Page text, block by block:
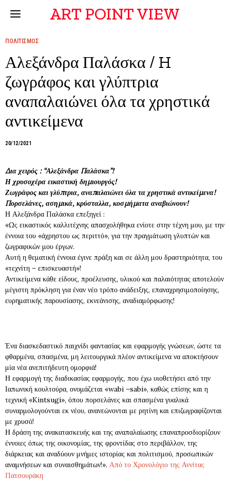
ART POINT VIEW
ΠΟΛΙΤΙΣΜΟΣ
Αλεξάνδρα Παλάσκα / H
ζωγράφος και γλύπτρια
αναπαλαιώνει όλα τα χρηστικά
αντικείμενα
20/12/2021
Δια χειρός : “Αλεξάνδρα Παλάσκα”!
Η χρυσοχέρα εικαστική δημιουργός!
Ζωγράφος και γλύπτρια, αναπαλαιώνει όλα τα χρηστικά αντικείμενα!
Πορσελάνες, ασημικά, κρύσταλλα, κοσμήματα αναβιώνουν!
Η Αλεξάνδρα Παλάσκα επεξηγεί :
«Ως εικαστικός καλλιτέχνης απασχολήθηκα ενίοτε στην τέχνη μου, με την
έννοια του «άχρηστου ως περιττό», για την πραγμάτωση γλυπτών και
ζωγραφικών μου έργων.
Αυτή η θεματική έννοια έγινε πράξη και σε άλλη μου δραστηριότητα, του
«τεχνίτη – επισκευαστή»!
Αντικείμενα κάθε είδους, προέλευσης, υλικού και παλαιότητας αποτελούν
μέγιστη πρόκληση για έναν νέο τρόπο ανάδειξης, επαναχρησιμοποίησης,
ευρηματικής παρουσίασης, εκνεάνισης, αναδιαμόρφωσης!
Ένα διασκεδαστικό παιχνίδι φαντασίας και εφαρμογής γνώσεων, ώστε τα
φθαρμένα, σπασμένα, μη λειτουργικά πλέον αντικείμενα να αποκτήσουν
μία νέα ανεπιτήδευτη ομορφιά!
Η εφαρμογή της διαδικασίας εφαρμογής, που έχω υιοθετήσει από την
Ιαπωνική κουλτούρα, ονομάζεται «wabi –sabi», καθώς επίσης και η
τεχνική «Kintsugi», όπου πορσελάνες και σπασμένα γυαλικά
συναρμολογούνται εκ νέου, ανανεώνονται με ρητίνη και επιζωγραφίζονται
με χρυσό!
Η δράση της ανακατασκευής και της αναπαλαίωσης επαναπροσδιορίζουν
έννοιες όπως της οικονομίας, της φροντίδας στο περιβάλλον, της
διάρκειας και αναδύουν μνήμες ιστορίας και πολιτισμού, προσωπικών
αναμνήσεων και συναισθημάτων!». Από το Χρονολόγιο της Αννίτας
Πατσουράκη